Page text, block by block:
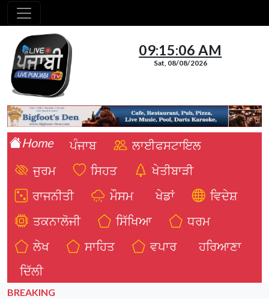
09:15:06 AM
Sat, 08/08/2026
Home ਪੰਜਾਬ
ਲਾਈਫਸਟਾਇਲ
ਜੁਰਮ
ਸਿਹਤ
ਖੇਤੀਬਾੜੀ
ਰਾਜਨੀਤੀ
ਮੌਸਮ ਖੇਡਾਂ
ਵਿਦੇਸ਼
ਤਕਨਾਲੋਜੀ
ਸਿੱਖਿਆ
ਧਰਮ
ਲੇਖ
ਸਾਹਿਤ ਵਪਾਰ
ਹਰਿਆਣਾ
ਦਿੱਲੀ
BREAKING